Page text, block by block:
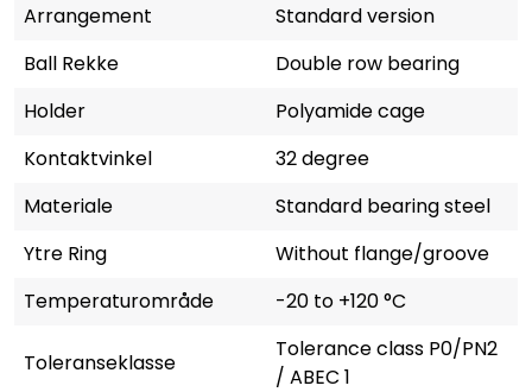
Arrangement
Standard version
Ball Rekke
Double row bearing
Holder
Polyamide cage
Kontaktvinkel
32 degree
Materiale
Standard bearing steel
Ytre Ring
Without flange/groove
Temperaturområde
-20 to +120 °C
Toleranseklasse
Tolerance class P0/PN2
/ ABEC 1